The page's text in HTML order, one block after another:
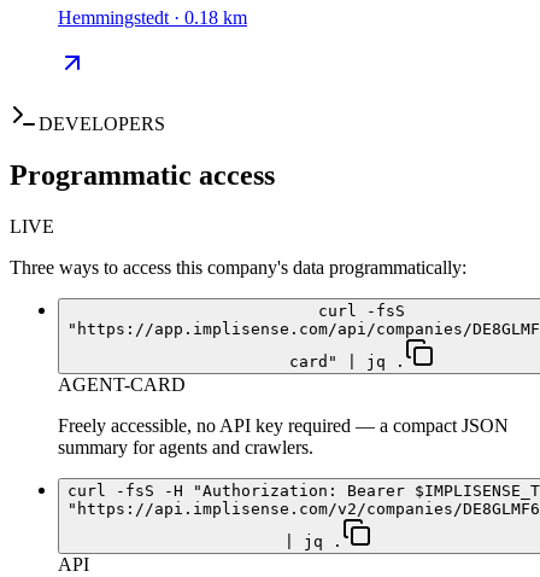
Hemmingstedt · 0.18 km
DEVELOPERS
Programmatic access
LIVE
Three ways to access this company's data programmatically:
curl -fsS
"https://app.implisense.com/api/companies/
card" | jq .
AGENT-CARD
Freely accessible, no API key required — a compact JSON
summary for agents and crawlers.
curl -fsS -H "Authorization: Bearer
"https://api.implisense.com/v2/companies/
| jq .
API